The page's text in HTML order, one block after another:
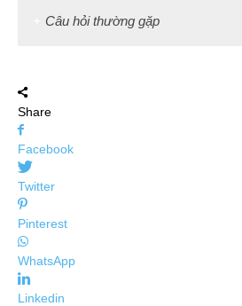
Câu hỏi thường gặp
Share
Facebook
Twitter
Pinterest
WhatsApp
Linkedin